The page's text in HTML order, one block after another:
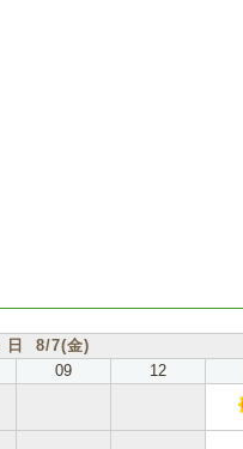
日 8/7(金)
09 12